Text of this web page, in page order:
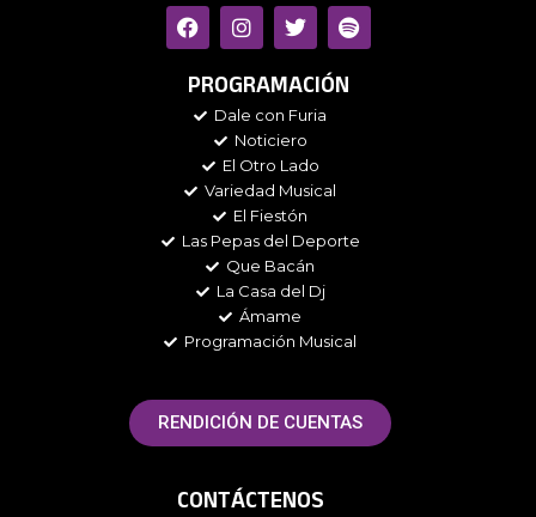
F
a
c
e
b
o
I
n
s
t
a
g
r
a
m
T
w
i
t
t
e
r
S
p
o
t
i
PROGRAMACIÓN
Dale con Furia
Noticiero
El Otro Lado
Variedad Musical
El Fiestón
Las Pepas del Deporte
Que Bacán
La Casa del Dj
Ámame
Programación Musical
RENDICIÓN DE CUENTAS
CONTÁCTENOS